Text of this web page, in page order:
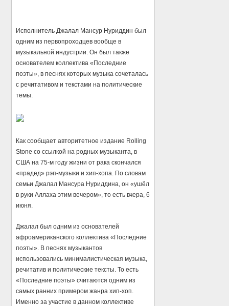
Исполнитель Джалал Мансур Нуриддин был
одним из первопроходцев вообще в
музыкальной индустрии. Он был также
основателем коллектива «Последние
поэты», в песнях которых музыка сочеталась
с речитативом и текстами на политические
темы.
Как сообщает авторитетное издание Rolling
Stone со ссылкой на родных музыканта, в
США на 75-м году жизни от рака скончался
«прадед» рэп-музыки и хип-хопа. По словам
семьи Джалал Мансура Нуриддина, он «ушёл
в руки Аллаха этим вечером», то есть вчера, 6
июня.
Джалал был одним из основателей
афроамериканского коллектива «Последние
поэты». В песнях музыкантов
использовались минималистическая музыка,
речитатив и политические тексты. То есть
«Последние поэты» считаются одним из
самых ранних примером жанра хип-хоп.
Именно за участие в данном коллективе